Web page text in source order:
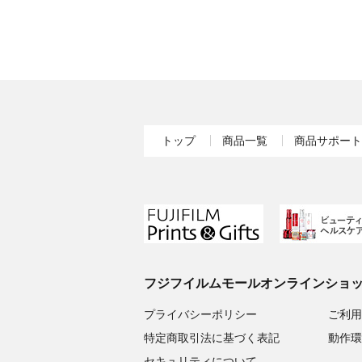
トップ 商品一覧 商品サポート
フジフイルムモールオンラインショ
プライバシーポリシー
特定商取引法に基づく表記
ご利
動作